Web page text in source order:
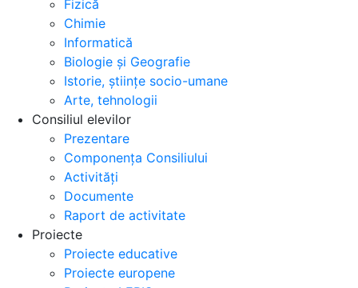
Fizică
Chimie
Informatică
Biologie și Geografie
Istorie, științe socio-umane
Arte, tehnologii
Consiliul elevilor
Prezentare
Componența Consiliului
Activități
Documente
Raport de activitate
Proiecte
Proiecte educative
Proiecte europene